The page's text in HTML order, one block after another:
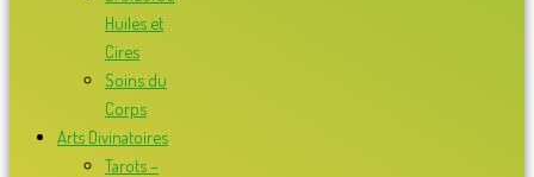
Huiles et
Cires
Soins du
Corps
Arts Divinatoires
Tarots –